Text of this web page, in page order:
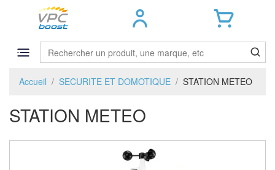
Accueil SECURITE ET DOMOTIQUE STATION METEO
STATION METEO